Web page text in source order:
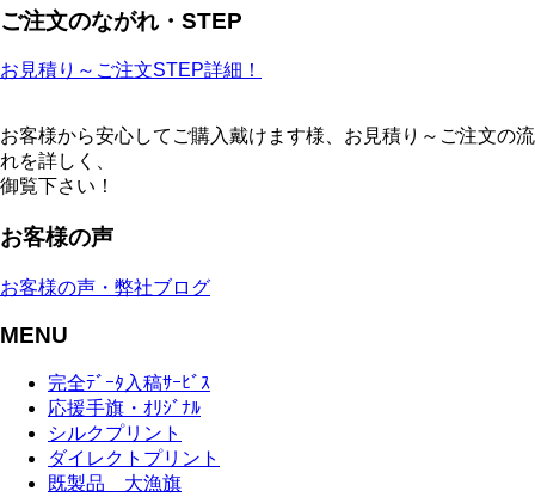
ご注文のながれ・STEP
お見積り～ご注文STEP詳細！
お客様から安心してご購入戴けます様、お見積り～ご注文の流
れを詳しく、
御覧下さい！
お客様の声
お客様の声・弊社ブログ
MENU
完全ﾃﾞｰﾀ入稿ｻｰﾋﾞｽ
応援手旗・ｵﾘｼﾞﾅﾙ
シルクプリント
ダイレクトプリント
既製品 大漁旗